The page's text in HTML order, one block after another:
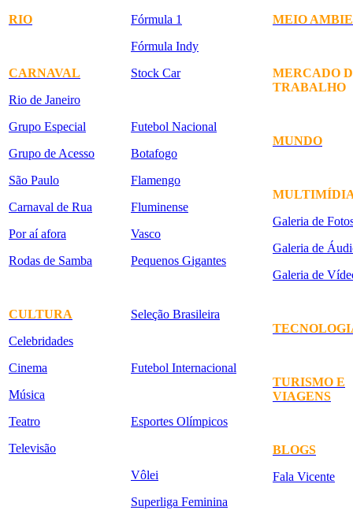
RIO
CARNAVAL
Rio de Janeiro
Grupo Especial
Grupo de Acesso
São Paulo
Carnaval de Rua
Por aí afora
Rodas de Samba
CULTURA
Celebridades
Cinema
Música
Teatro
Televisão
Fórmula 1
Fórmula Indy
Stock Car
Futebol Nacional
Botafogo
Flamengo
Fluminense
Vasco
Pequenos Gigantes
Seleção Brasileira
Futebol Internacional
Esportes Olímpicos
Vôlei
Superliga Feminina
MEIO
MERCADO
TRABALHO
MUNDO
Galeria de
Galeria de
Galeria de
TURISMO E
VIAGENS
BLOGS
Fala Vicente